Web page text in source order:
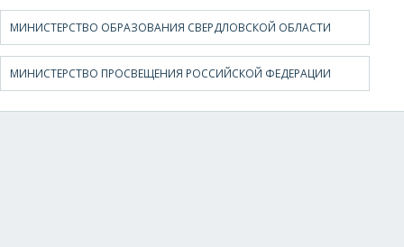
МИНИСТЕРСТВО ОБРАЗОВАНИЯ СВЕРДЛОВСКОЙ ОБЛАСТИ
МИНИСТЕРСТВО ПРОСВЕЩЕНИЯ РОССИЙСКОЙ ФЕДЕРАЦИИ